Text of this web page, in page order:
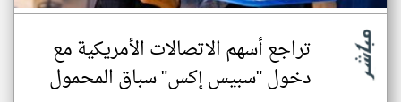
تراجع أسهم الاتصالات الأمريكية مع
دخول "سبيس إكس" سباق المحمول